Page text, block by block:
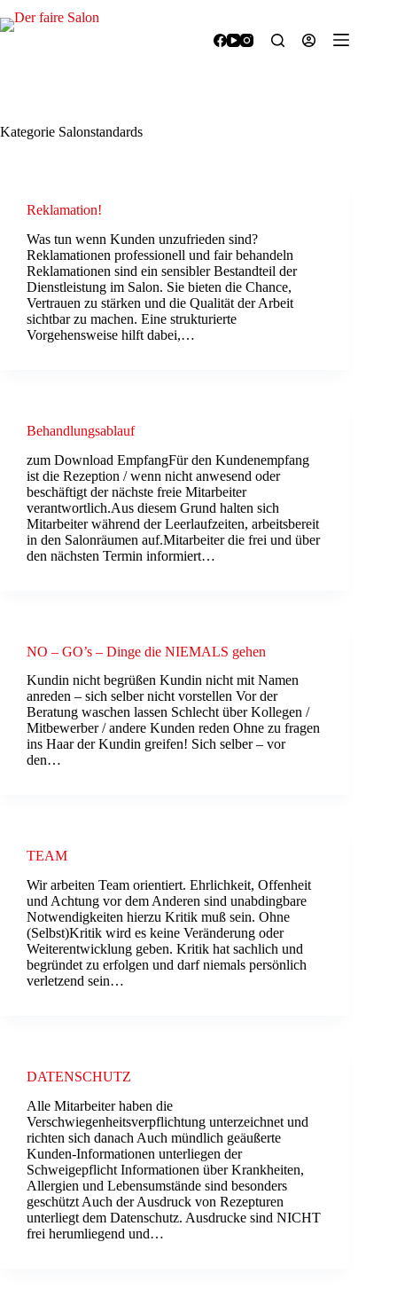
Inhalt
Kategorie Salonstandards
Reklamation!
Was tun wenn Kunden unzufrieden sind?
Reklamationen professionell und fair behandeln
Reklamationen sind ein sensibler Bestandteil der
Dienstleistung im Salon. Sie bieten die Chance,
Vertrauen zu stärken und die Qualität der Arbeit
sichtbar zu machen. Eine strukturierte
Vorgehensweise hilft dabei,…
Behandlungsablauf
zum Download EmpfangFür den Kundenempfang
ist die Rezeption / wenn nicht anwesend oder
beschäftigt der nächste freie Mitarbeiter
verantwortlich.Aus diesem Grund halten sich
Mitarbeiter während der Leerlaufzeiten, arbeitsbereit
in den Salonräumen auf.Mitarbeiter die frei und über
den nächsten Termin informiert…
NO – GO’s – Dinge die NIEMALS gehen
Kundin nicht begrüßen Kundin nicht mit Namen
anreden – sich selber nicht vorstellen Vor der
Beratung waschen lassen Schlecht über Kollegen /
Mitbewerber / andere Kunden reden Ohne zu fragen
ins Haar der Kundin greifen! Sich selber – vor
den…
TEAM
Wir arbeiten Team orientiert. Ehrlichkeit, Offenheit
und Achtung vor dem Anderen sind unabdingbare
Notwendigkeiten hierzu Kritik muß sein. Ohne
(Selbst)Kritik wird es keine Veränderung oder
Weiterentwicklung geben. Kritik hat sachlich und
begründet zu erfolgen und darf niemals persönlich
verletzend sein…
DATENSCHUTZ
Alle Mitarbeiter haben die
Verschwiegenheitsverpflichtung unterzeichnet und
richten sich danach Auch mündlich geäußerte
Kunden-Informationen unterliegen der
Schweigepflicht Informationen über Krankheiten,
Allergien und Lebensumstände sind besonders
geschützt Auch der Ausdruck von Rezepturen
unterliegt dem Datenschutz. Ausdrucke sind NICHT
frei herumliegend und…